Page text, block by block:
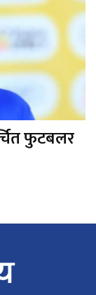
फुटबलर